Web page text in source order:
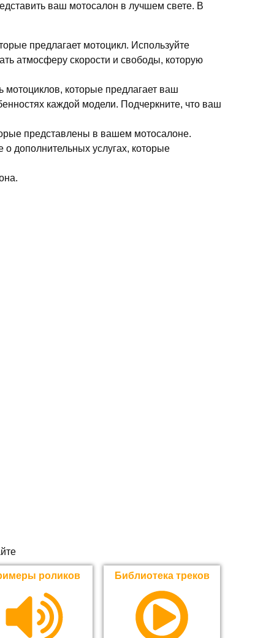
ваш мотосалон в лучшем свете. В
предлагает мотоцикл. Используйте
атмосферу скорости и свободы, которую
мотоциклов, которые предлагает ваш
каждой модели. Подчеркните, что ваш
представлены в вашем мотосалоне.
о дополнительных услугах, которые
роликов Библиотека треков